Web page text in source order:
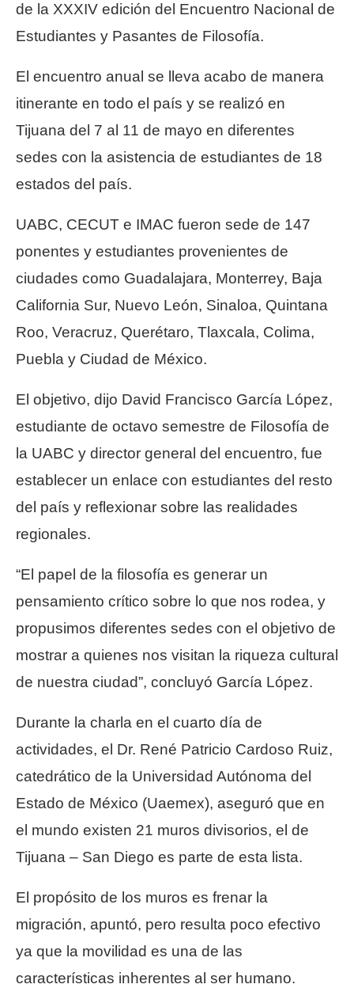
de la XXXIV edición del Encuentro Nacional de
Estudiantes y Pasantes de Filosofía.
El encuentro anual se lleva acabo de manera
itinerante en todo el país y se realizó en
Tijuana del 7 al 11 de mayo en diferentes
sedes con la asistencia de estudiantes de 18
estados del país.
UABC, CECUT e IMAC fueron sede de 147
ponentes y estudiantes provenientes de
ciudades como Guadalajara, Monterrey, Baja
California Sur, Nuevo León, Sinaloa, Quintana
Roo, Veracruz, Querétaro, Tlaxcala, Colima,
Puebla y Ciudad de México.
El objetivo, dijo David Francisco García López,
estudiante de octavo semestre de Filosofía de
la UABC y director general del encuentro, fue
establecer un enlace con estudiantes del resto
del país y reflexionar sobre las realidades
regionales.
“El papel de la filosofía es generar un
pensamiento crítico sobre lo que nos rodea, y
propusimos diferentes sedes con el objetivo de
mostrar a quienes nos visitan la riqueza cultural
de nuestra ciudad”, concluyó García López.
Durante la charla en el cuarto día de
actividades, el Dr. René Patricio Cardoso Ruiz,
catedrático de la Universidad Autónoma del
Estado de México (Uaemex), aseguró que en
el mundo existen 21 muros divisorios, el de
Tijuana – San Diego es parte de esta lista.
El propósito de los muros es frenar la
migración, apuntó, pero resulta poco efectivo
ya que la movilidad es una de las
características inherentes al ser humano.